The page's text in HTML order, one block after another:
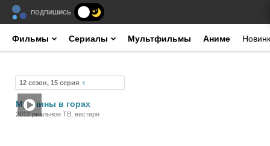
ПОДПИШИСЬ
Фильмы Сериалы Мультфильмы Аниме
12 сезон, 15 серия Сериал
Мужчины в горах
2012 реальное ТВ, вестерн